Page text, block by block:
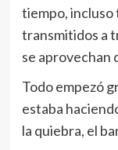
tiempo, incluso
transmitidos a
se aprovechan
Todo empezó
estaba
la quiebra, el